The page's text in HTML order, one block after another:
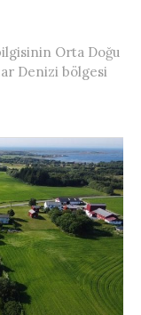
Orta Doğu
Denizi bölgesi